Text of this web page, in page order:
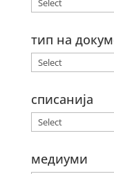
тип на
списанија
медиуми